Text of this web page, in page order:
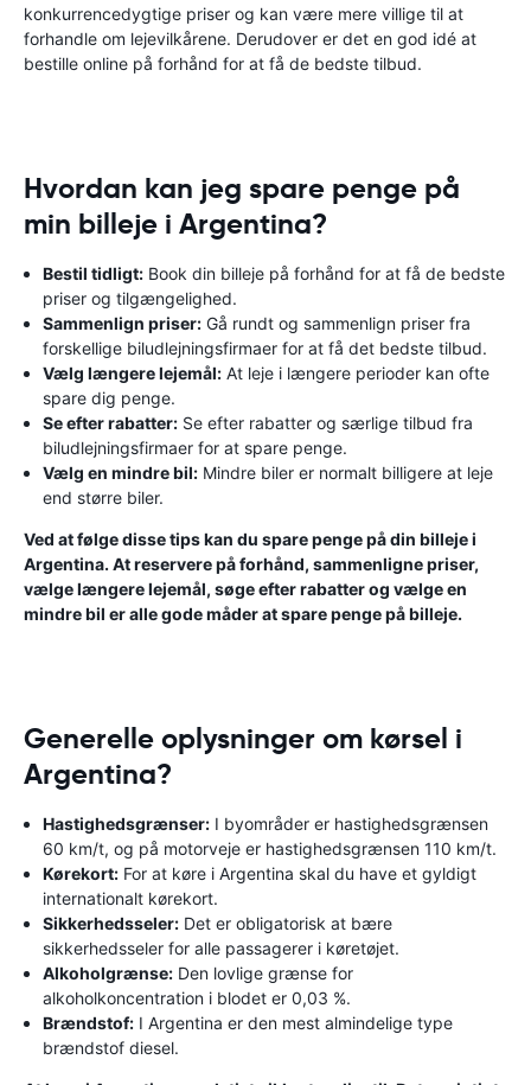
konkurrencedygtige priser og kan være mere villige til at
forhandle om lejevilkårene. Derudover er det en god idé at
bestille online på forhånd for at få de bedste tilbud.
Hvordan kan jeg spare penge på
min billeje i Argentina?
Bestil tidligt: Book din billeje på forhånd for at få de bedste
priser og tilgængelighed.
Sammenlign priser: Gå rundt og sammenlign priser fra
forskellige biludlejningsfirmaer for at få det bedste tilbud.
Vælg længere lejemål: At leje i længere perioder kan ofte
spare dig penge.
Se efter rabatter: Se efter rabatter og særlige tilbud fra
biludlejningsfirmaer for at spare penge.
Vælg en mindre bil: Mindre biler er normalt billigere at leje
end større biler.
Ved at følge disse tips kan du spare penge på din billeje i
Argentina. At reservere på forhånd, sammenligne priser,
vælge længere lejemål, søge efter rabatter og vælge en
mindre bil er alle gode måder at spare penge på billeje.
Generelle oplysninger om kørsel i
Argentina?
Hastighedsgrænser: I byområder er hastighedsgrænsen
60 km/t, og på motorveje er hastighedsgrænsen 110 km/t.
Kørekort: For at køre i Argentina skal du have et gyldigt
internationalt kørekort.
Sikkerhedsseler: Det er obligatorisk at bære
sikkerhedsseler for alle passagerer i køretøjet.
Alkoholgrænse: Den lovlige grænse for
alkoholkoncentration i blodet er 0,03 %.
Brændstof: I Argentina er den mest almindelige type
brændstof diesel.